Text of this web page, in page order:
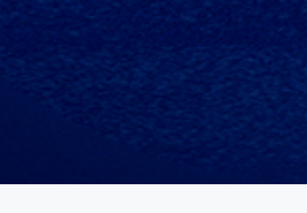
TWORZY
WARTOŚĆ!
EKSPORTOWANE
100
KRAJÓW
REGIONÓW.
STAJE
PRZYJEMNA